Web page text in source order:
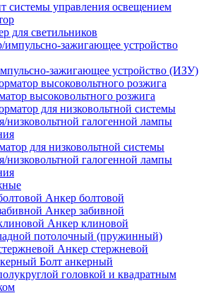
системы управления освещением
для светильников
зажигающее устройство (ИЗУ)
высоковольтного розжига
для низковольтной системы
низковольтной галогенной лампы
Анкер болтовой
Анкер забивной
Анкер клиновой
потолочный (пружинный)
Анкер стержневой
Болт анкерный